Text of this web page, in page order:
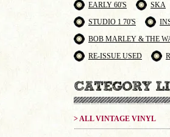
EARLY 60'S
SKA
STUDIO 1 70'S
BOB MARLEY & THE
RE-ISSUE USED
> ALL VINTAGE VINYL